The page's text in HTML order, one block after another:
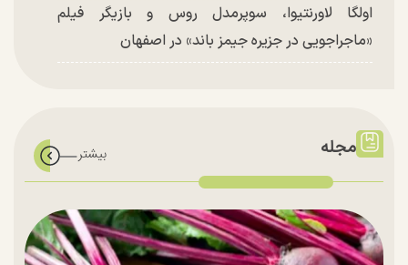
اولگا لاورنتیوا، سوپرمدل روس و بازیگر فیلم
«ماجراجویی در جزیره جیمز باند» در اصفهان
مجله